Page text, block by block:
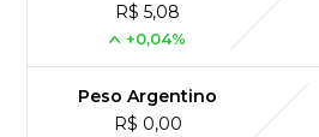
R$ 5,08
+0,04%
Peso Argentino
R$ 0,00